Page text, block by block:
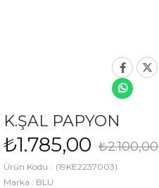
K.ŞAL PAPYON
₺2.100,00
₺1.785,00
(19KE2237003)
Marka : BLU